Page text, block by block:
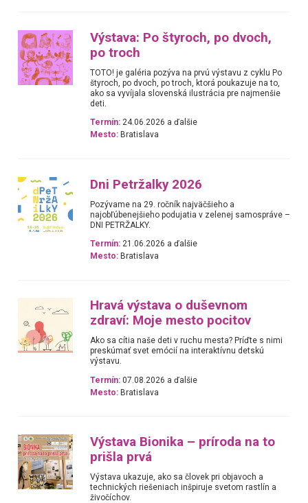
Výstava: Po štyroch, po dvoch,
po troch
TOTO! je galéria pozýva na prvú výstavu z cyklu Po
štyroch, po dvoch, po troch, ktorá poukazuje na to,
ako sa vyvíjala slovenská ilustrácia pre najmenšie
deti.
Termín: 24.06.2026 a ďalšie
Mesto: Bratislava
Dni Petržalky 2026
Pozývame na 29. ročník najväčšieho a
najobľúbenejšieho podujatia v zelenej samospráve –
DNI PETRŽALKY.
Termín: 21.06.2026 a ďalšie
Mesto: Bratislava
Hravá výstava o duševnom
zdraví: Moje mesto pocitov
Ako sa cítia naše deti v ruchu mesta? Príďte s nimi
preskúmať svet emócií na interaktívnu detskú
výstavu.
Termín: 07.08.2026 a ďalšie
Mesto: Bratislava
Výstava Bionika – príroda na to
prišla prvá
Výstava ukazuje, ako sa človek pri objavoch a
technických riešeniach inšpiruje svetom rastlín a
živočíchov.